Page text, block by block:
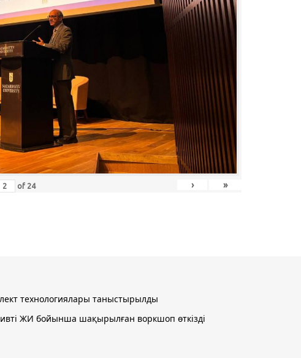
of 24 › »
технологиялары таныстырылды
ЖИ бойынша шақырылған воркшоп өткізді